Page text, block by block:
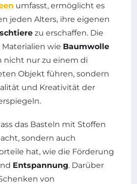
umfasst, ermöglicht es
jeden Alters, ihre eigenen
zu erschaffen. Die
wie Baumwolle
nicht nur zu einem di
Objekt führen, sondern
und Kreativität der
das Basteln mit Stoffen
sondern auch
hat, wie die Förderung
Entspannung. Darüber
von